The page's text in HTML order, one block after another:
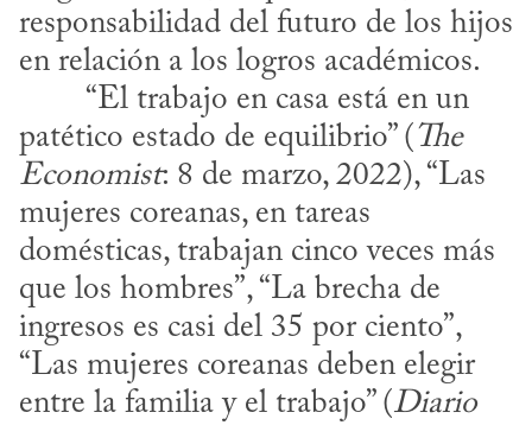
responsabilidad del futuro de los hijos
en relación a los logros académicos.
patético estado de equilibrio” ( The
Economist: 8 de marzo, 2022), “Las
mujeres coreanas, en tareas
domésticas, trabajan cinco veces más
que los hombres”, “La brecha de
ingresos es casi del 35 por ciento”,
“Las mujeres coreanas deben elegir
entre la familia y el trabajo” (Diario